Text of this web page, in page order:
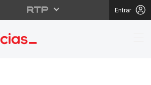
Entrar
na Estónia